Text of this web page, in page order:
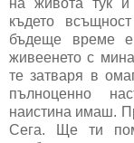
където
бъдеще време
живеенето с
те затваря в
пълноценно
наистина имаш.
Сега. Ще ти